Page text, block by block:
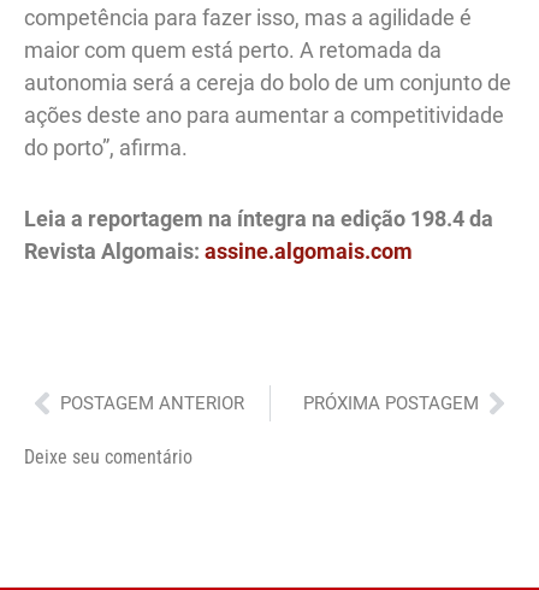
competência para fazer isso, mas a agilidade é
maior com quem está perto. A retomada da
autonomia será a cereja do bolo de um conjunto de
ações deste ano para aumentar a competitividade
do porto”, afirma.
Leia a reportagem na íntegra na edição 198.4 da
Revista Algomais: assine.algomais.com
Anterior
POSTAGEM ANTERIOR PRÓXIMA POSTAGEM
Deixe seu comentário